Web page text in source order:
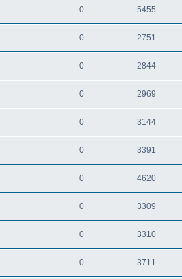
0 5455
0 2751
0 2844
0 2969
0 3144
0 3391
0 4620
0 3309
0 3310
0 3711